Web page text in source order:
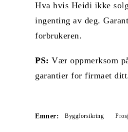
Hva hvis Heidi ikke
ingenting av deg.
forbrukeren.
PS: Vær oppmerksom
garantier for firmaet
Emner: Byggforsikring